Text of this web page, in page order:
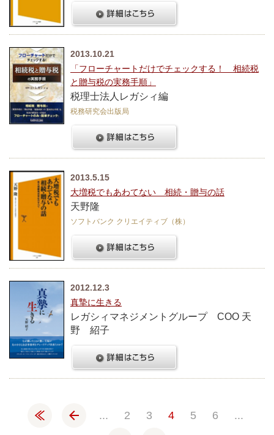
2013.10.21
「フローチャートだけでチェックする！ 相続税
と贈与税の実務手順」
税理士法人レガシィ編
税務研究会出版局
2013.5.15
大増税でもあわてない 相続・贈与の話
天野隆
ソフトバンク クリエイティブ（株）
2012.12.3
真摯に生きる
レガシィマネジメントグループ COO 天
野 紹子
« « ... 2 3 4 5 6
...